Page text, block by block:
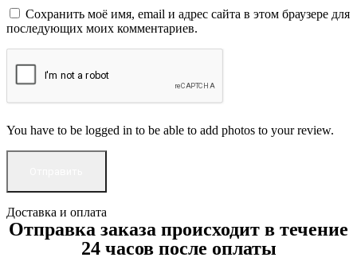
Сохранить моё имя, email и адрес сайта в этом браузере для
последующих моих комментариев.
You have to be logged in to be able to add photos to your review.
Доставка и оплата
Отправка заказа происходит в течение
24 часов после оплаты